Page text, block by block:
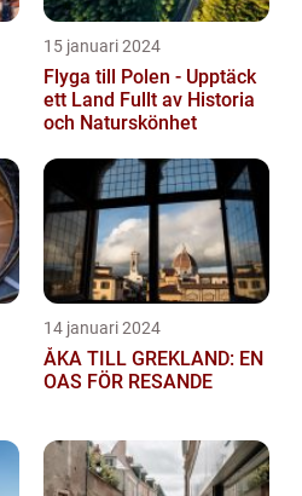
15 januari 2024
Flyga till Polen - Upptäck
ett Land Fullt av Historia
och Naturskönhet
14 januari 2024
ÅKA TILL GREKLAND: EN
OAS FÖR RESANDE